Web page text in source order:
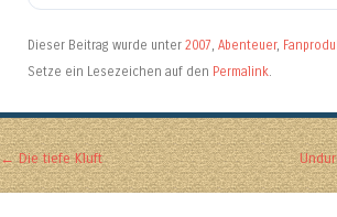
Dieser Beitrag wurde unter 2007 Abenteuer,
Setze ein Lesezeichen auf den Permalink
Artikel-Navigation
←Die tiefe Kluft